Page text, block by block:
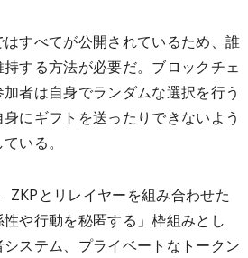
すべてが公開されているため、誰
する方法が必要だ。ブロックチェ
者は自身でランダムな選択を行う
にギフトを送ったりできないよう
いる。
ZKPとリレイヤーを組み合わせた
や行動を秘匿する」枠組みとし
ステム、プライベートなトークン